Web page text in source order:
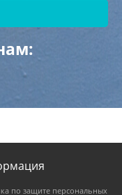
по защите персональных